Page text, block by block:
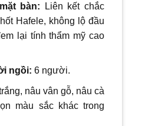
bàn: Liên kết chắc
Hafele, không lộ đầu
lại tính thẩm mỹ cao
ngồi: 6người.
nâu vân gỗ, nâu cà
màu sắc khác trong